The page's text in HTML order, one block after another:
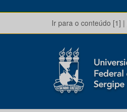
Ir para o conteúdo [1] |